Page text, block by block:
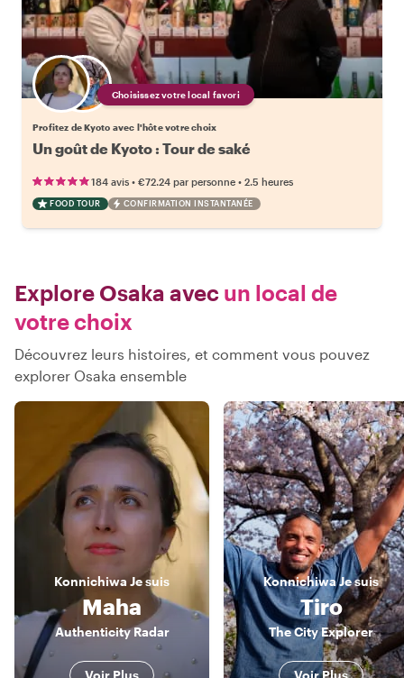
Choisissez votre local favori
Profitez de Kyoto avec l'hôte votre choix
Un goût de Kyoto : Tour de saké
184 avis • €72.24 par personne • 2.5 heures
FOOD TOUR CONFIRMATION INSTANTANÉE
Explore Osaka avec un local de
votre choix
Découvrez leurs histoires, et comment vous pouvez
explorer Osaka ensemble
Konnichiwa Je suis
Maha
Authenticity Radar
Voir Plus
KonnichiwaJe suis
Tiro
The City Explorer
Voir Plus